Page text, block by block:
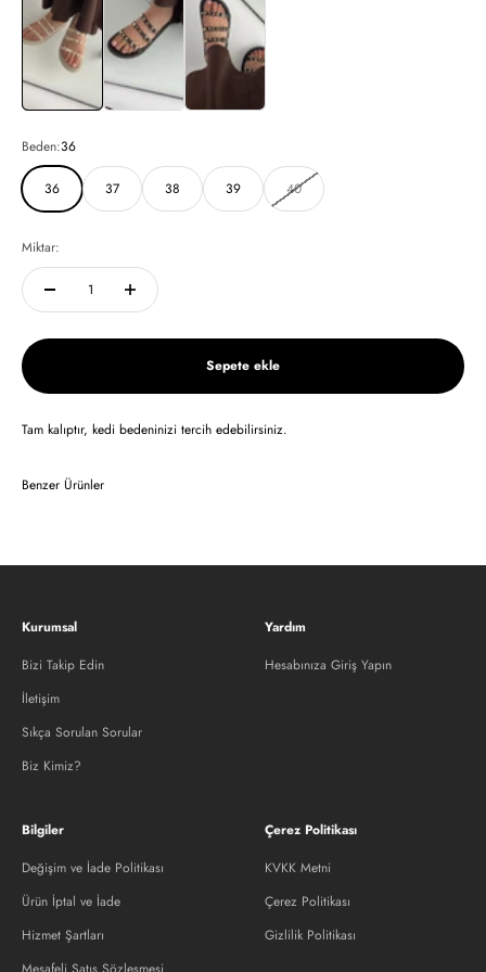
Beden:36
36 37 38 39 40
Miktar:
Sepete ekle
Tam kalıptır, kedi bedeninizi tercih edebilirsiniz.
Benzer Ürünler
Kurumsal
Bizi Takip Edin
İletişim
Sıkça Sorulan Sorular
Biz Kimiz?
Yardım
Hesabınıza Giriş Yapın
Bilgiler
Değişim ve İade Politikası
Ürün İptal ve İade
Hizmet Şartları
Çerez Politikası
KVKK Metni
Çerez Politikası
Gizlilik Politikası